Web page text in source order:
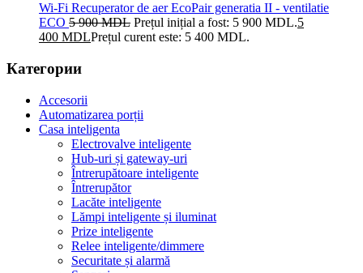
Wi-Fi Recuperator de aer EcoPair generatia II - ventilatie
ECO 5 900MDL Prețul inițial a fost: 5 900 MDL.5
400 MDLPrețul curent este: 5 400 MDL.
Категории
Accesorii
Automatizarea porții
Casa inteligenta
Electrovalve inteligente
Hub-uri și gateway-uri
Întrerupătoare inteligente
Întrerupător
Lacăte inteligente
Lămpi inteligente și iluminat
Prize inteligente
Relee inteligente/dimmere
Securitate și alarmă